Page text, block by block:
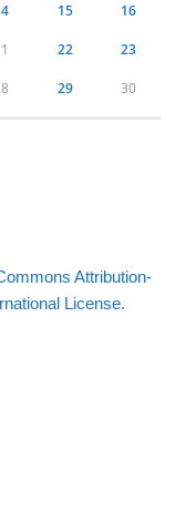
15 16
22 23
29 30
Attribution-
License.